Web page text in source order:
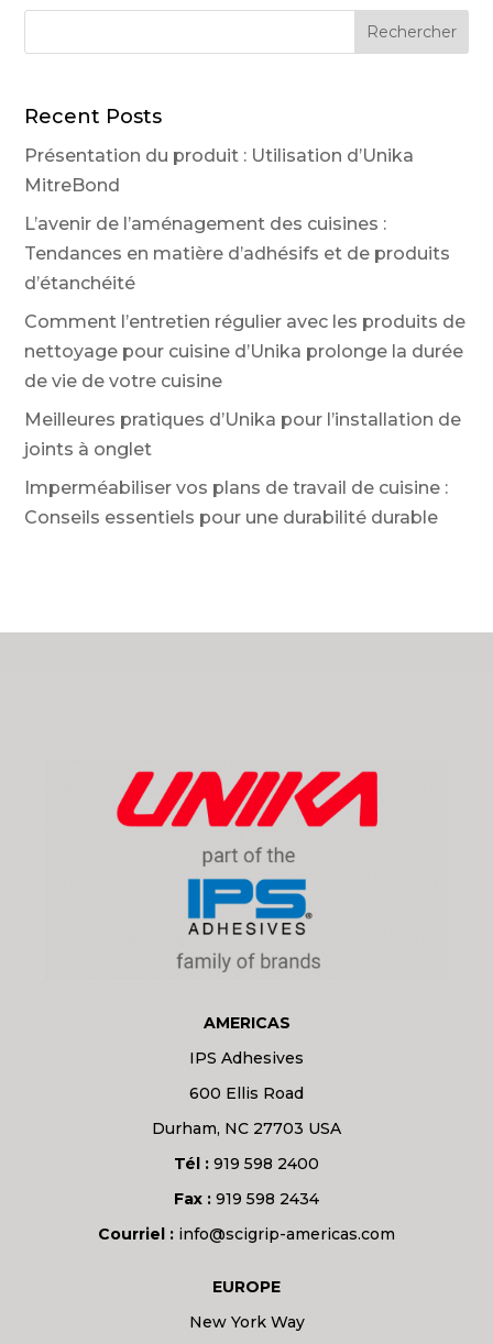
Recent Posts
Présentation du produit : Utilisation d’Unika
MitreBond
L’avenir de l’aménagement des cuisines :
Tendances en matière d’adhésifs et de produits
d’étanchéité
Comment l’entretien régulier avec les produits de
nettoyage pour cuisine d’Unika prolonge la durée
de vie de votre cuisine
Meilleures pratiques d’Unika pour l’installation de
joints à onglet
Imperméabiliser vos plans de travail de cuisine :
Conseils essentiels pour une durabilité durable
AMERICAS
IPS Adhesives
600 Ellis Road
Durham, NC 27703 USA
Tél : 919 598 2400
Fax : 919 598 2434
Courriel : info@scigrip-americas.com
EUROPE
New York Way